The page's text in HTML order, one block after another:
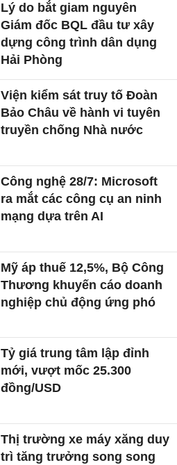
Lý do bắt giam nguyên
Giám đốc BQL đầu tư xây
dựng công trình dân dụng
Hải Phòng
Viện kiểm sát truy tố Đoàn
Bảo Châu về hành vi tuyên
truyền chống Nhà nước
Công nghệ 28/7: Microsoft
ra mắt các công cụ an ninh
mạng dựa trên AI
Mỹ áp thuế 12,5%, Bộ Công
Thương khuyến cáo doanh
nghiệp chủ động ứng phó
Tỷ giá trung tâm lập đỉnh
mới, vượt mốc 25.300
đồng/USD
Thị trường xe máy xăng duy
trì tăng trưởng song song